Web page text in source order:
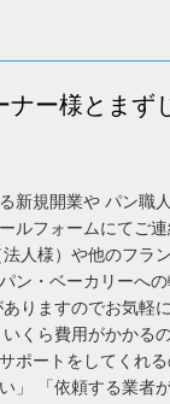
ー様とまず
新規開業や パン職
ルフォームにてご連
人様）や他のフラ
ン・ベーカリーへ
りますのでお気軽
くら費用がかかる
ポートをしてくれ
」 「依頼する業者が